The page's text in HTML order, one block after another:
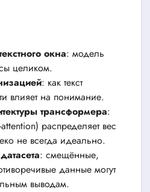
окна: модель
целиком.
: как текст
влияет на понимание.
трансформера:
распределяет вес
не всегда идеально.
: смещённые,
данные могут
выводам.